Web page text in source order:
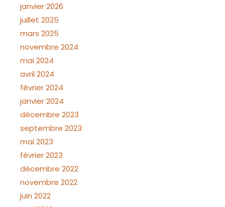
janvier 2026
juillet 2025
mars 2025
novembre 2024
mai 2024
avril 2024
février 2024
janvier 2024
décembre 2023
septembre 2023
mai 2023
février 2023
décembre 2022
novembre 2022
juin 2022